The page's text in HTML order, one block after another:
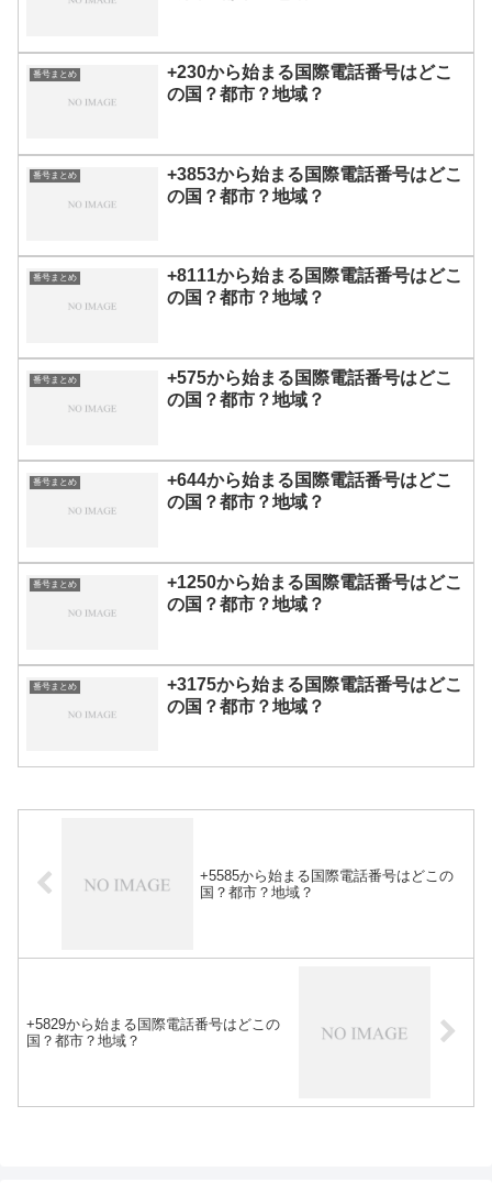
番号まとめ
+230から始まる国際電話番号はどこ
の国？都市？地域？
番号まとめ
+3853から始まる国際電話番号はどこ
の国？都市？地域？
番号まとめ
+8111から始まる国際電話番号はどこ
の国？都市？地域？
番号まとめ
+575から始まる国際電話番号はどこ
の国？都市？地域？
番号まとめ
+644から始まる国際電話番号はどこ
の国？都市？地域？
番号まとめ
+1250から始まる国際電話番号はどこ
の国？都市？地域？
番号まとめ
+3175から始まる国際電話番号はどこ
の国？都市？地域？
+5585から始まる国際電話番号はどこの
国？都市？地域？
+5829から始まる国際電話番号はどこの
国？都市？地域？